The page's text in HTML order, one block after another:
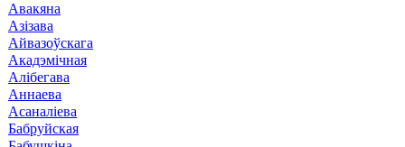
Авакяна
Азізава
Айвазоўскага
Акадэмічная
Алібегава
Аннаева
Асаналіева
Бабруйская